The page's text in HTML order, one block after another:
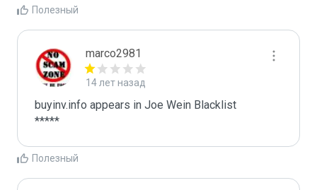
Полезный
marco2981
14 лет назад
buyinv.info appears in Joe Wein Blacklist
*****
Полезный